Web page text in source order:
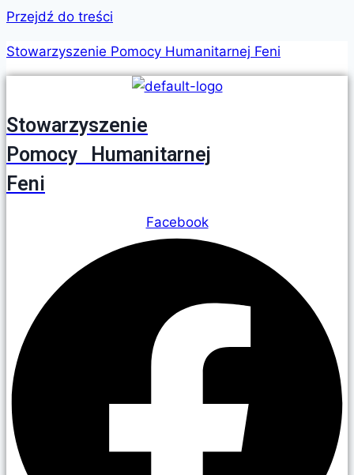
Przejdź do treści
Stowarzyszenie Pomocy Humanitarnej Feni
Stowarzyszenie
Pomocy Humanitarnej
Feni
Facebook